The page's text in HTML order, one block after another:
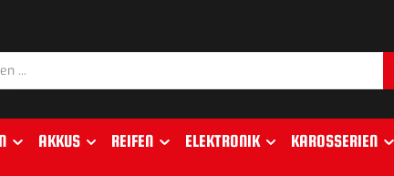
AKKUS REIFEN ELEKTRONIK KAROSSERIEN